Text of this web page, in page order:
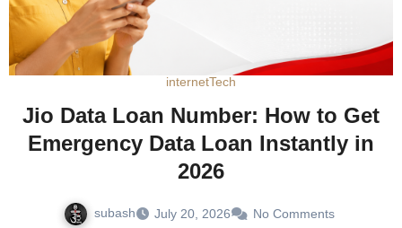
internetTech
Jio Data Loan Number: How to Get
Emergency Data Loan Instantly in
2026
subash July 20, 2026 No Comments